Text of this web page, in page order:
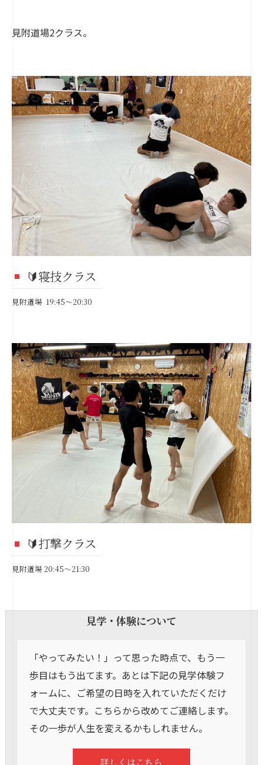
見附道場2クラス。
🔰寝技クラス
見附道場 19:45〜20:30
🔰打撃クラス
見附道場 20:45〜21:30
見学・体験について
「やってみたい！」って思った時点で、もう一
歩目はもう出てます。あとは下記の見学体験フ
ォームに、ご希望の日時を入れていただくだけ
で大丈夫です。こちらから改めてご連絡します。
その一歩が人生を変えるかもしれません。
詳しくはこちら